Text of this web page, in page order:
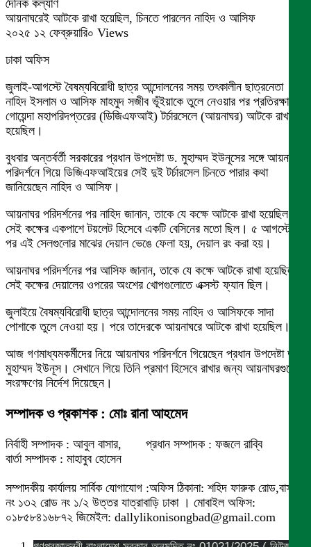
দৈনিক কল্যাণ
আয়নাঘরেই আটকে রাখা হয়েছিল, চিনতে পারলেন নাহিদ ও আসিফ
২০২৫ ১২ ফেব্রুয়ারি০ Views
ঢাকা অফিস
জুলাই-আগস্টে বৈষম্যবিরোধী ছাত্র আন্দোলনের সময় তৎকালীন ছাত্রনেতা
নাহিদ ইসলাম ও আসিফ মাহমুদ সজীব ভূঁইয়াকে তুলে নেওয়ার পর প্রতিরক্ষা
গোয়েন্দা মহাপরিদপ্তরের (ডিজিএফআই) টর্চারসেলে (আয়নাঘর) আটকে রাখা
হয়েছিল।
বুধবার অন্তর্বর্তী সরকারের প্রধান উপদেষ্টা ড. মুহাম্মদ ইউনূসের সঙ্গে আয়নাঘর
পরিদর্শনে গিয়ে ডিজিএফআইয়ের সেই দুই টর্চারসেল চিনতে পারার কথা
জানিয়েছেন নাহিদ ও আসিফ।
আয়নাঘর পরিদর্শনের পর নাহিদ জানান, তাকে যে কক্ষে আটকে রাখা হয়েছিল
সেই কক্ষের একপাশে টয়লেট হিসেবে একটি বেসিনের মতো ছিল। ৫ আগস্টের
পর এই সেলগুলোর মাঝের দেয়াল ভেঙে ফেলা হয়, দেয়াল রং করা হয়।
আয়নাঘর পরিদর্শনের পর আসিফ জানান, তাকে যে কক্ষে আটকে রাখা হয়েছিল
সেই কক্ষের দেয়ালের ওপরের অংশের খোপগুলোতে এক্সস্ট ফ্যান ছিল।
জুলাইয়ে বৈষম্যবিরোধী ছাত্র আন্দোলনের সময় নাহিদ ও আসিফকে সাদা
পোশাকে তুলে নেওয়া হয়। পরে তাদেরকে আয়নাঘরে আটকে রাখা হয়েছিল।
আজ গণমাধ্যমকর্মীদের নিয়ে আয়নাঘর পরিদর্শনে গিয়েছেন প্রধান উপদেষ্টা ড.
মুহাম্মদ ইউনূস। সেখানে গিয়ে তিনি প্রমাণ হিসেবে রাখার জন্য আয়নাঘরগুলো
সংরক্ষণের নির্দেশ দিয়েছেন।
সম্পাদক ও প্রকাশক : মোঃ রানা আহমেদ
নির্বাহী সম্পাদক : আবুল বাসার, প্রধান সম্পাদক : ফজলে রাব্বি
বার্তা সম্পাদক : মাহাবুব হোসেন
সম্পাদকীয় কার্যালয় সার্বিক যোগাযোগ :অফিস ঠিকানা: শহিদ ফারুক রোড,বাসা
নং ১৩২ রোড নং ১/২ উত্তর যাত্রাবাড়ি ঢাকা । মোবাইল অফিস:
০১৮৫৮৪১৬৮৭২ জিমেইল: dallylikonisongbad@gmail.com